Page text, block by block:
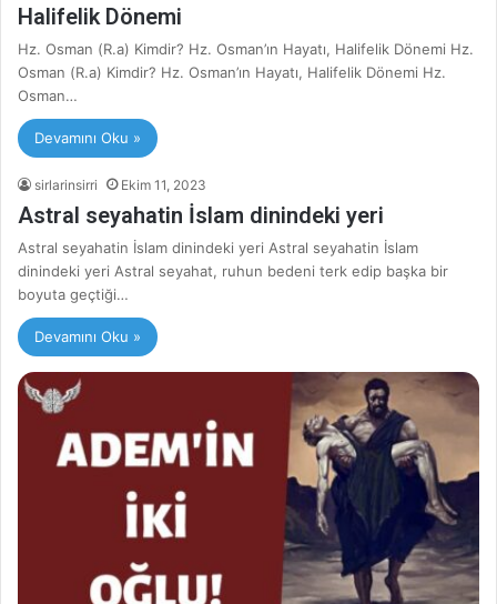
Halifelik Dönemi
Hz. Osman (R.a) Kimdir? Hz. Osman’ın Hayatı, Halifelik Dönemi Hz.
Osman (R.a) Kimdir? Hz. Osman’ın Hayatı, Halifelik Dönemi Hz.
Osman…
Devamını Oku »
sirlarinsirri Ekim 11, 2023
Astral seyahatin İslam dinindeki yeri
Astral seyahatin İslam dinindeki yeri Astral seyahatin İslam
dinindeki yeri Astral seyahat, ruhun bedeni terk edip başka bir
boyuta geçtiği…
Devamını Oku »